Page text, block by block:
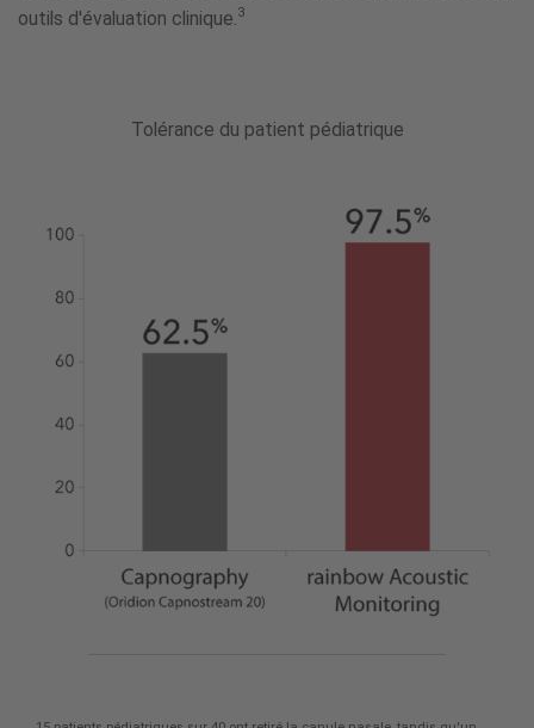
outils d'évaluation clinique.3
Tolérance du patient pédiatrique